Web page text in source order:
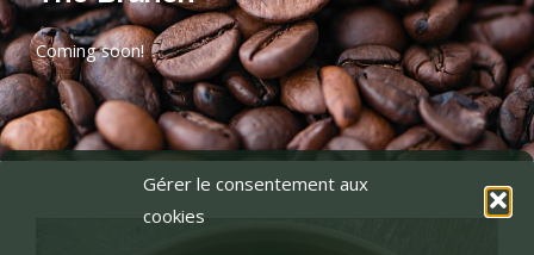
Gérer le consentement aux
cookies
Coming soon!